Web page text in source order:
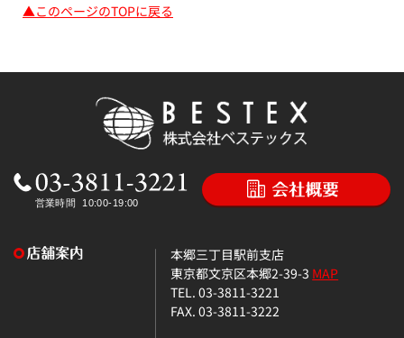
▲このページのTOPに戻る
本郷三丁目駅前支店
東京都文京区本郷2-39-3 MAP
TEL. 03-3811-3221
FAX. 03-3811-3222